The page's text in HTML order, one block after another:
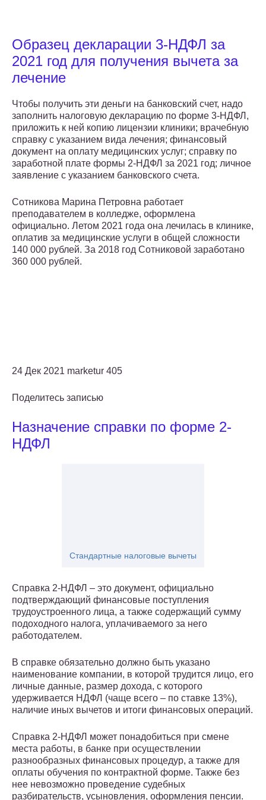
Образец декларации 3-НДФЛ за
2021 год для получения вычета за
лечение
Чтобы получить эти деньги на банковский счет, надо
заполнить налоговую декларацию по форме 3-НДФЛ,
приложить к ней копию лицензии клиники; врачебную
справку с указанием вида лечения; финансовый
документ на оплату медицинских услуг; справку по
заработной плате формы 2-НДФЛ за 2021 год; личное
заявление с указанием банковского счета.
Сотникова Марина Петровна работает
преподавателем в колледже, оформлена
официально. Летом 2021 года она лечилась в клинике,
оплатив за медицинские услуги в общей сложности
140 000 рублей. За 2018 год Сотниковой заработано
360 000 рублей.
24 Дек 2021 marketur 405
Поделитесь записью
Назначение справки по форме 2-
НДФЛ
Стандартные налоговые вычеты
Справка 2-НДФЛ – это документ, официально
подтверждающий финансовые поступления
трудоустроенного лица, а также содержащий сумму
подоходного налога, уплачиваемого за него
работодателем.
В справке обязательно должно быть указано
наименование компании, в которой трудится лицо, его
личные данные, размер дохода, с которого
удерживается НДФЛ (чаще всего – по ставке 13%),
наличие иных вычетов и итоги финансовых операций.
Справка 2-НДФЛ может понадобиться при смене
места работы, в банке при осуществлении
разнообразных финансовых процедур, а также для
оплаты обучения по контрактной форме. Также без
нее невозможно проведение судебных
разбирательств, усыновления, оформления пенсии.